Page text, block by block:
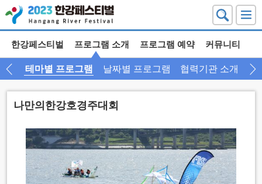
한강페스티벌 프로그램 소개 프로그램 예약 커뮤니티
테마별 프로그램 날짜별 프로그램 협력기관 소개
나만의한강호경주대회